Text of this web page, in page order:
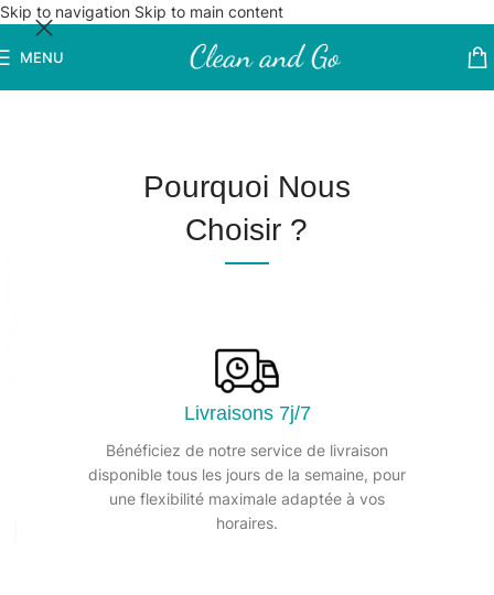
Pourquoi Nous
Choisir ?
Livraisons 7j/7
Bénéficiez de notre service de livraison
disponible tous les jours de la semaine, pour
une flexibilité maximale adaptée à vos
horaires.
Skip to navigation Skip to main content
MENU